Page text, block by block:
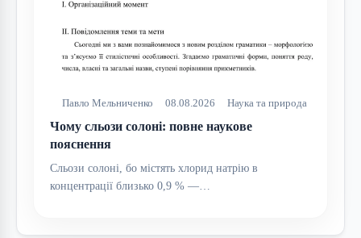
Павло Мельниченко 08.08.2026 Наука та природа
Чому сльози солоні: повне наукове
пояснення
Сльози солоні, бо містять хлорид натрію в
концентрації близько 0,9 % —…